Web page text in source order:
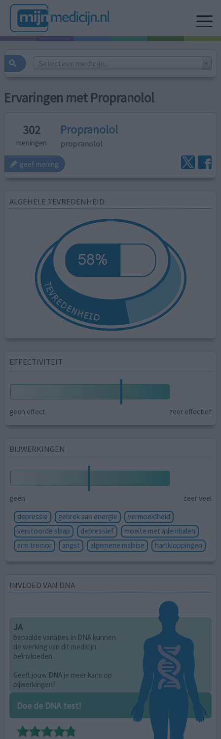
Selecteer medicijn...
Ervaringen met Propranolol
302
meningen
Propranolol
propranolol
geef mening
ALGEHELE TEVREDENHEID
EFFECTIVITEIT
geen effect zeer effectief
BIJWERKINGEN
geen
zeer veel
depressie
gebrek aan energie
vermoeidheid
verstoorde slaap
depressief
moeite met ademhalen
arm tremor
angst algemene malaise hartkloppingen
INVLOED VAN DNA
JA
bepaalde variaties in DNA kunnen
de werking van dit medicijn
beïnvloeden.
Geeft jouw DNA je meer kans op
bijwerkingen?
Doe de DNA test!